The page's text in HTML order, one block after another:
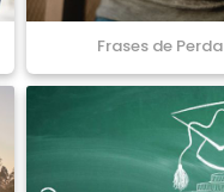
Frases de Perda